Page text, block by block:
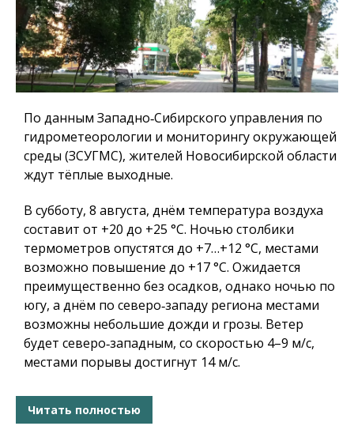
По данным Западно‑Сибирского управления по
гидрометеорологии и мониторингу окружающей
среды (ЗСУГМС), жителей Новосибирской области
ждут тёплые выходные.
В субботу, 8 августа, днём температура воздуха
составит от +20 до +25 °C. Ночью столбики
термометров опустятся до +7…+12 °C, местами
возможно повышение до +17 °C. Ожидается
преимущественно без осадков, однако ночью по
югу, а днём по северо‑западу региона местами
возможны небольшие дожди и грозы. Ветер
будет северо‑западным, со скоростью 4–9 м/с,
местами порывы достигнут 14 м/с.
Читать полностью